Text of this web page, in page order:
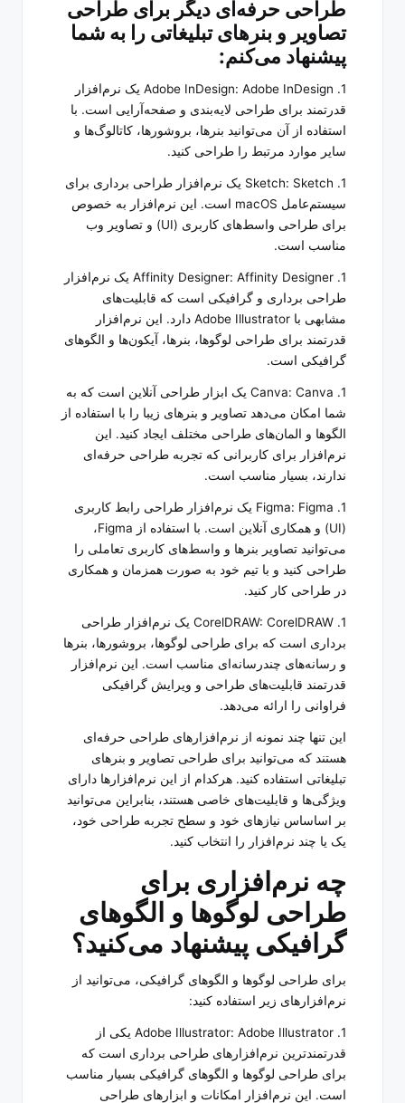
طراحی حرفه‌ای دیگر برای طراحی
تصاویر و بنرهای تبلیغاتی را به شما
پیشنهاد می‌کنم:
1. Adobe InDesign: Adobe InDesign یک نرم‌افزار
قدرتمند برای طراحی لایه‌بندی و صفحه‌آرایی است. با
استفاده از آن می‌توانید بنرها، بروشورها، کاتالوگ‌ها و
سایر موارد مرتبط را طراحی کنید.
1. Sketch: Sketch یک نرم‌افزار طراحی برداری برای
سیستم‌عامل macOS است. این نرم‌افزار به خصوص
برای طراحی واسط‌های کاربری (UI) و تصاویر وب
مناسب است.
1. Affinity Designer: Affinity Designer یک نرم‌افزار
طراحی برداری و گرافیکی است که قابلیت‌های
مشابهی با Adobe Illustrator دارد. این نرم‌افزار
قدرتمند برای طراحی لوگوها، بنرها، آیکون‌ها و الگوهای
گرافیکی است.
1. Canva: Canva یک ابزار طراحی آنلاین است که به
شما امکان می‌دهد تصاویر و بنرهای زیبا را با استفاده از
الگوها و المان‌های طراحی مختلف ایجاد کنید. این
نرم‌افزار برای کاربرانی که تجربه طراحی حرفه‌ای
ندارند، بسیار مناسب است.
1. Figma: Figma یک نرم‌افزار طراحی رابط کاربری
(UI) و همکاری آنلاین است. با استفاده از Figma،
می‌توانید تصاویر بنرها و واسط‌های کاربری تعاملی را
طراحی کنید و با تیم خود به صورت همزمان و همکاری
در طراحی کار کنید.
1. CorelDRAW: CorelDRAW یک نرم‌افزار طراحی
برداری است که برای طراحی لوگوها، بروشورها، بنرها
و رسانه‌های چندرسانه‌ای مناسب است. این نرم‌افزار
قدرتمند قابلیت‌های طراحی و ویرایش گرافیکی
فراوانی را ارائه می‌دهد.
این تنها چند نمونه از نرم‌افزارهای طراحی حرفه‌ای
هستند که می‌توانید برای طراحی تصاویر و بنرهای
تبلیغاتی استفاده کنید. هرکدام از این نرم‌افزارها دارای
ویژگی‌ها و قابلیت‌های خاصی هستند، بنابراین می‌توانید
بر اساساس نیازهای خود و سطح تجربه طراحی خود،
یک یا چند نرم‌افزار را انتخاب کنید.
چه نرم‌افزاری برای
طراحی لوگوها و الگوهای
گرافیکی پیشنهاد می‌کنید؟
برای طراحی لوگوها و الگوهای گرافیکی، می‌توانید از
نرم‌افزارهای زیر استفاده کنید:
1. Adobe Illustrator: Adobe Illustrator یکی از
قدرتمندترین نرم‌افزارهای طراحی برداری است که
برای طراحی لوگوها و الگوهای گرافیکی بسیار مناسب
است. این نرم‌افزار امکانات و ابزارهای طراحی